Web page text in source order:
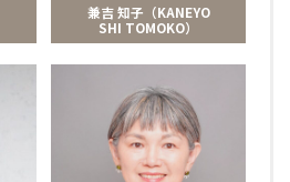
兼吉 知子（KANEYO
SHI TOMOKO）